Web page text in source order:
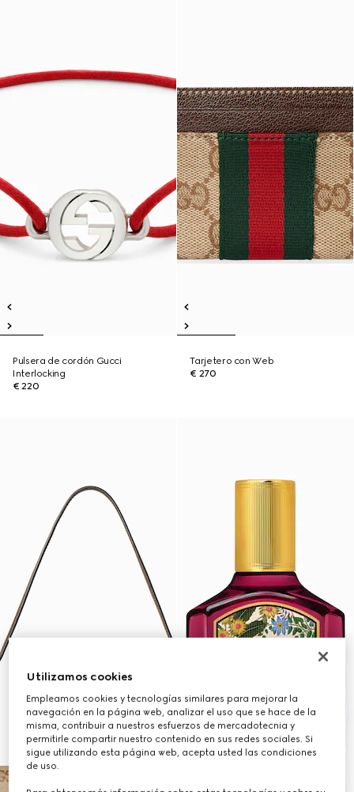
Pulsera de cordón Gucci
Interlocking
€ 220
Tarjetero con Web
€ 270
Utilizamos cookies
Empleamos cookies y tecnologías similares para mejorar la
navegación en la página web, analizar el uso que se hace de la
misma, contribuir a nuestros esfuerzos de mercadotecnia y
permitirle compartir nuestro contenido en sus redes sociales. Si
sigue utilizando esta página web, acepta usted las condiciones
de uso.